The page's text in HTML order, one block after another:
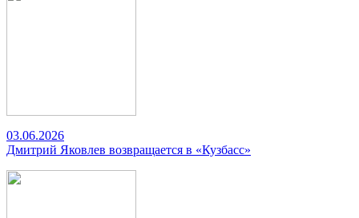
03.06.2026
Дмитрий Яковлев возвращается в «Кузбасс»